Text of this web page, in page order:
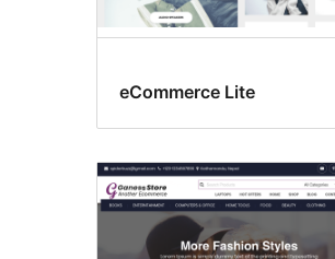
eCommerce Lite